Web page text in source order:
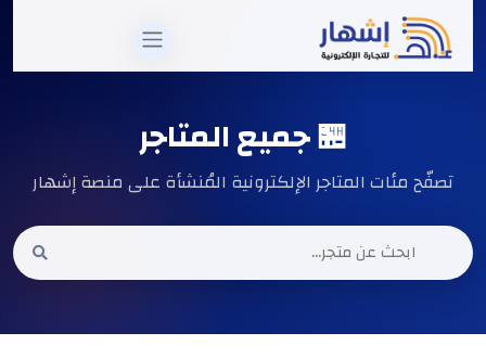
🏪 جميع المتاجر
تصفّح مئات المتاجر الإلكترونية المُنشأة على منصة إشهار